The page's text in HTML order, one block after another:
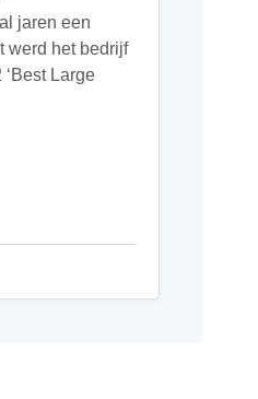
jaren een
werd het bedrijf
Large